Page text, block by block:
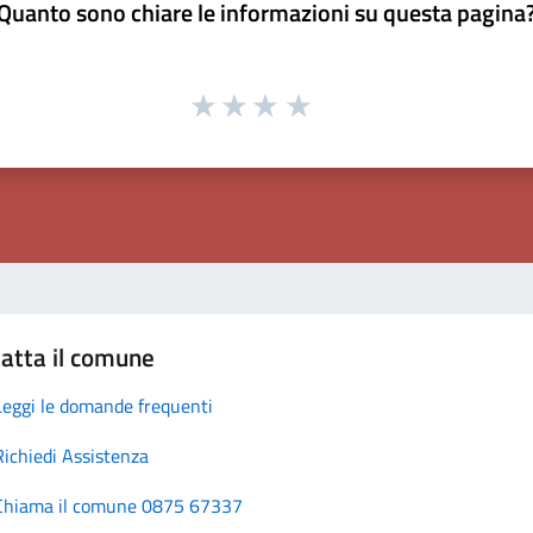
sono chiare le informazioni su questa
il comune
le domande frequenti
Assistenza
il comune 0875 67337